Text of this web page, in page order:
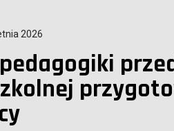
2026